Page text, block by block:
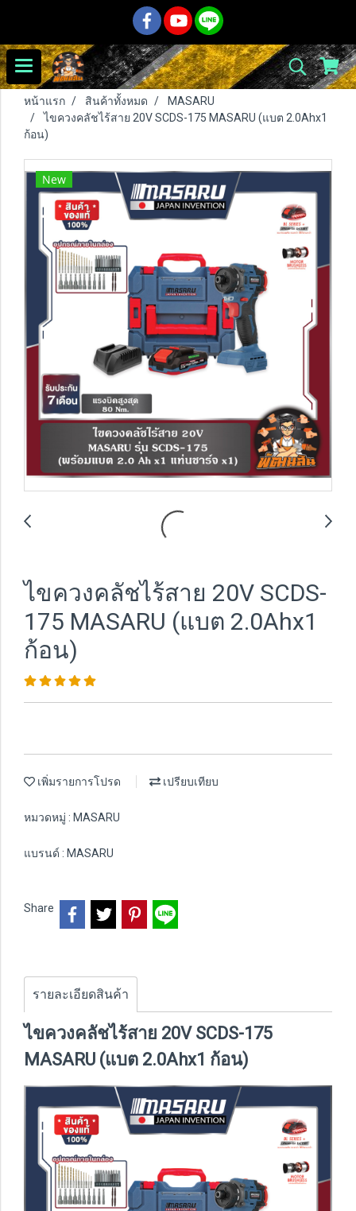
หน้าแรก สินค้าทั้งหมด
MASARU
ไขควงคลัชไร้สาย 20V SCDS-175 MASARU (แบต 2.0Ahx1
ก้อน)
New
ไขควงคลัชไร้สาย 20V SCDS-
175 MASARU (แบต 2.0Ahx1
ก้อน)
เพิ่มรายการโปรด เปรียบเทียบ
หมวดหมู่ : MASARU
แบรนด์ : MASARU
Share
รายละเอียดสินค้า
ไขควงคลัชไร้สาย 20V SCDS-175
MASARU (แบต 2.0Ahx1 ก้อน)